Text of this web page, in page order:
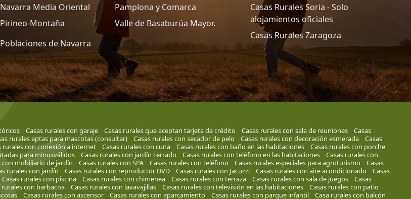
Navarra Media Oriental
Pamplona y Comarca
Pirineo-Montaña
Valle de Basaburúa Mayor.
Poblaciones de Navarra
Casas Rurales Soria - Solo
alojamientos oficiales
Casas Rurales Zaragoza
Casas rurales con garaje Casas rurales que aceptan tarjeta de crédito Casas rurales con sala de reuniones
Casas
rurales aptas para mascotas (consultar) Casas rurales con secador de pelo Casas rurales con decoración esmerada
Casas
rurales con conexión a internet Casas rurales con cuna Casas rurales con baño en las habitaciones
Casas rurales con porche
para minusválidos Casas rurales con jardín cerrado Casas rurales con teléfono en las habitaciones
Casas rurales con
con mobiliario de jardín Casas rurales con SPA Casas rurales con teléfono Casas rurales especiales para agroturismo
Casas
rurales con jardín Casas rurales con reproductor DVD Casas rurales con Jacuzzi Casas rurales con aire acondicionado
Casas
Casas rurales con piscina Casas rurales con chimenea Casas rurales con terraza Casas rurales con sala de juegos
Casas
rurales con barbacoa Casas rurales con lavavajillas Casas rurales con televisión en las habitaciones
Casas rurales con patio
Casas rurales con ascensor Casas rurales con aparcamiento Casas rurales con parque infantil
Casa rurales con balcón